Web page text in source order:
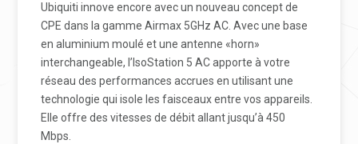
Ubiquiti innove encore avec un nouveau concept de
CPE dans la gamme Airmax 5GHz AC. Avec une base
en aluminium moulé et une antenne «horn»
interchangeable, l’IsoStation 5 AC apporte à votre
réseau des performances accrues en utilisant une
technologie qui isole les faisceaux entre vos appareils.
Elle offre des vitesses de débit allant jusqu’à 450
Mbps.